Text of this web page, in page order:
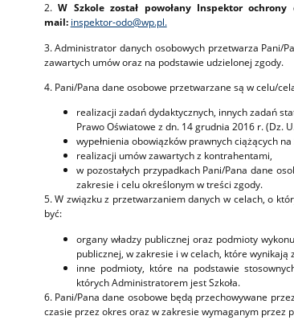
2.W Szkole został powołany Inspektor
mail: inspektor-odo@wp.pl.
3. Administrator danych osobowych przetwarza Pani/
zawartych umów oraz na podstawie udzielonej zgody.
4. Pani/Pana dane osobowe przetwarzane są w celu/
realizacji zadań dydaktycznych, innych zadań
Prawo Oświatowe z dn. 14 grudnia 2016 r. (Dz.
wypełnienia obowiązków prawnych ciążących na
realizacji umów zawartych z kontrahentami,
w pozostałych przypadkach Pani/Pana dane
zakresie i celu określonym w treści zgody.
5. W związku z przetwarzaniem danych w celach, o
być:
organy władzy publicznej oraz podmioty
publicznej, w zakresie i w celach, które
inne podmioty, które na podstawie
których Administratorem jest Szkoła.
6. Pani/Pana dane osobowe będą przechowywane
czasie przez okres oraz w zakresie wymaganym przez